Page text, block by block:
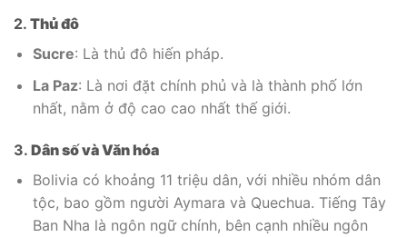
2. Thủ đô
Sucre: Là thủ đô hiến pháp.
La Paz: Là nơi đặt chính phủ và là thành phố lớn
nhất, nằm ở độ cao cao nhất thế giới.
3. Dân số và Văn hóa
Bolivia có khoảng 11 triệu dân, với nhiều nhóm dân
tộc, bao gồm người Aymara và Quechua. Tiếng Tây
Ban Nha là ngôn ngữ chính, bên cạnh nhiều ngôn